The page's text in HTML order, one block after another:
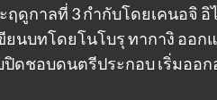
ดูกาลที่ 3 กำกับโดยเคนอจิ
นบทโดยโนโบรุ ทากางิ ออก
ดชอบดนตรีประกอบ เริ่มออก